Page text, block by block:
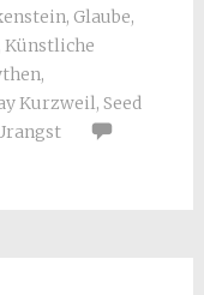
, Glaube,
Künstliche
,
Kurzweil, Seed